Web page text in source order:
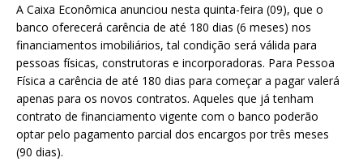
A Caixa Econômica anunciou nesta quinta-feira (09), que o
banco oferecerá carência de até 180 dias (6 meses) nos
financiamentos imobiliários, tal condição será válida para
pessoas físicas, construtoras e incorporadoras. Para Pessoa
Física a carência de até 180 dias para começar a pagar valerá
apenas para os novos contratos. Aqueles que já tenham
contrato de financiamento vigente com o banco poderão
optar pelo pagamento parcial dos encargos por três meses
(90 dias).